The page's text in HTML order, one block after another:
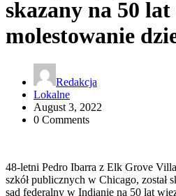
skazany na 50 lat
molestowanie
Redakcja
Lokalne
August 3, 2022
0 Comments
48-letni Pedro Ibarra z Elk Grove
szkół publicznych w Chicago, został
sąd federalny w Indianie na 50 lat